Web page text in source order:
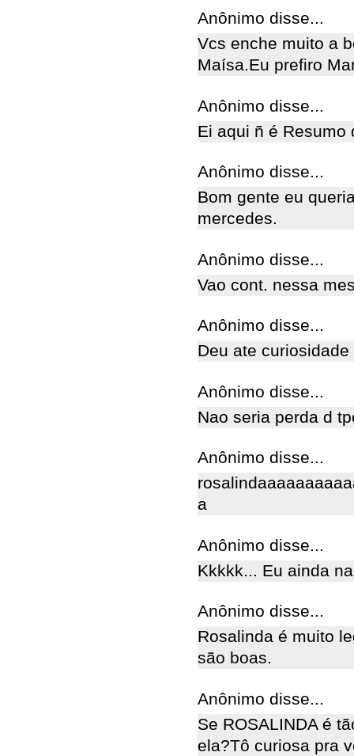
Anônimo disse...
Vcs enche muito a
Maísa.Eu prefiro
Anônimo disse...
Ei aqui ñ é Resumo
Anônimo disse...
Bom gente eu
mercedes.
Anônimo disse...
Vao cont. nessa
Anônimo disse...
Deu ate
Anônimo disse...
Nao seria perda d
Anônimo disse...
a
Anônimo disse...
Kkkkk... Eu ainda
Anônimo disse...
Rosalinda é muito
são boas.
Anônimo disse...
Se ROSALINDA é
ela?Tô curiosa pra